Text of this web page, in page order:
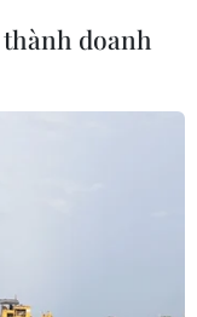
doanh